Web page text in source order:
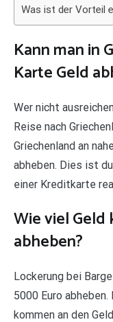
Was ist der Vorteil
Kann man in
Karte Geld
Wer nicht
Reise nach
Griechenland an
abheben. Dies ist
einer Kreditkarte
Wie viel Geld
abheben?
Lockerung bei
5000 Euro
kommen an den